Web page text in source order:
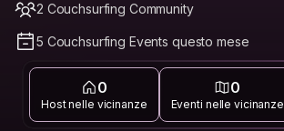
2 Couchsurfing Community
5 Couchsurfing Events questo mese
0
Host nelle vicinanze
0
Eventi nelle vicinanze